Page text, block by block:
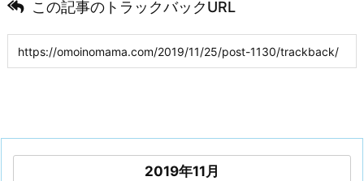
この記事のトラックバックURL
2019年11月